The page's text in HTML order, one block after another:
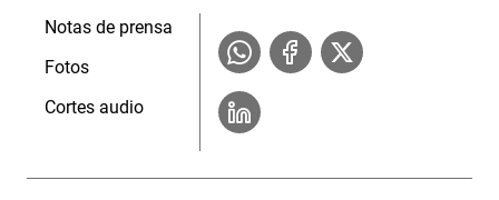
Notas de prensa
Fotos
Cortes audio